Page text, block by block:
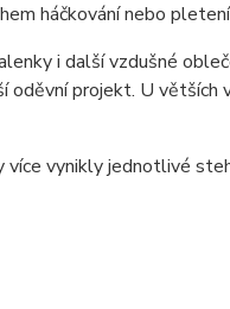
háčkování nebo
i další vzdušné
oděvní projekt. U
vynikly jednotlivé